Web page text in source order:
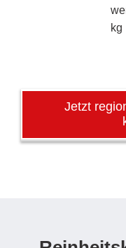
kg
Jetzt